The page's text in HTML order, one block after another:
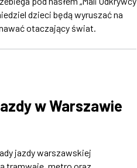
dzieci będą wyruszać na
otaczający świat.
w Warszawie
jazdy warszawskiej